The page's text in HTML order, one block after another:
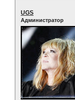
UGS
Администратор